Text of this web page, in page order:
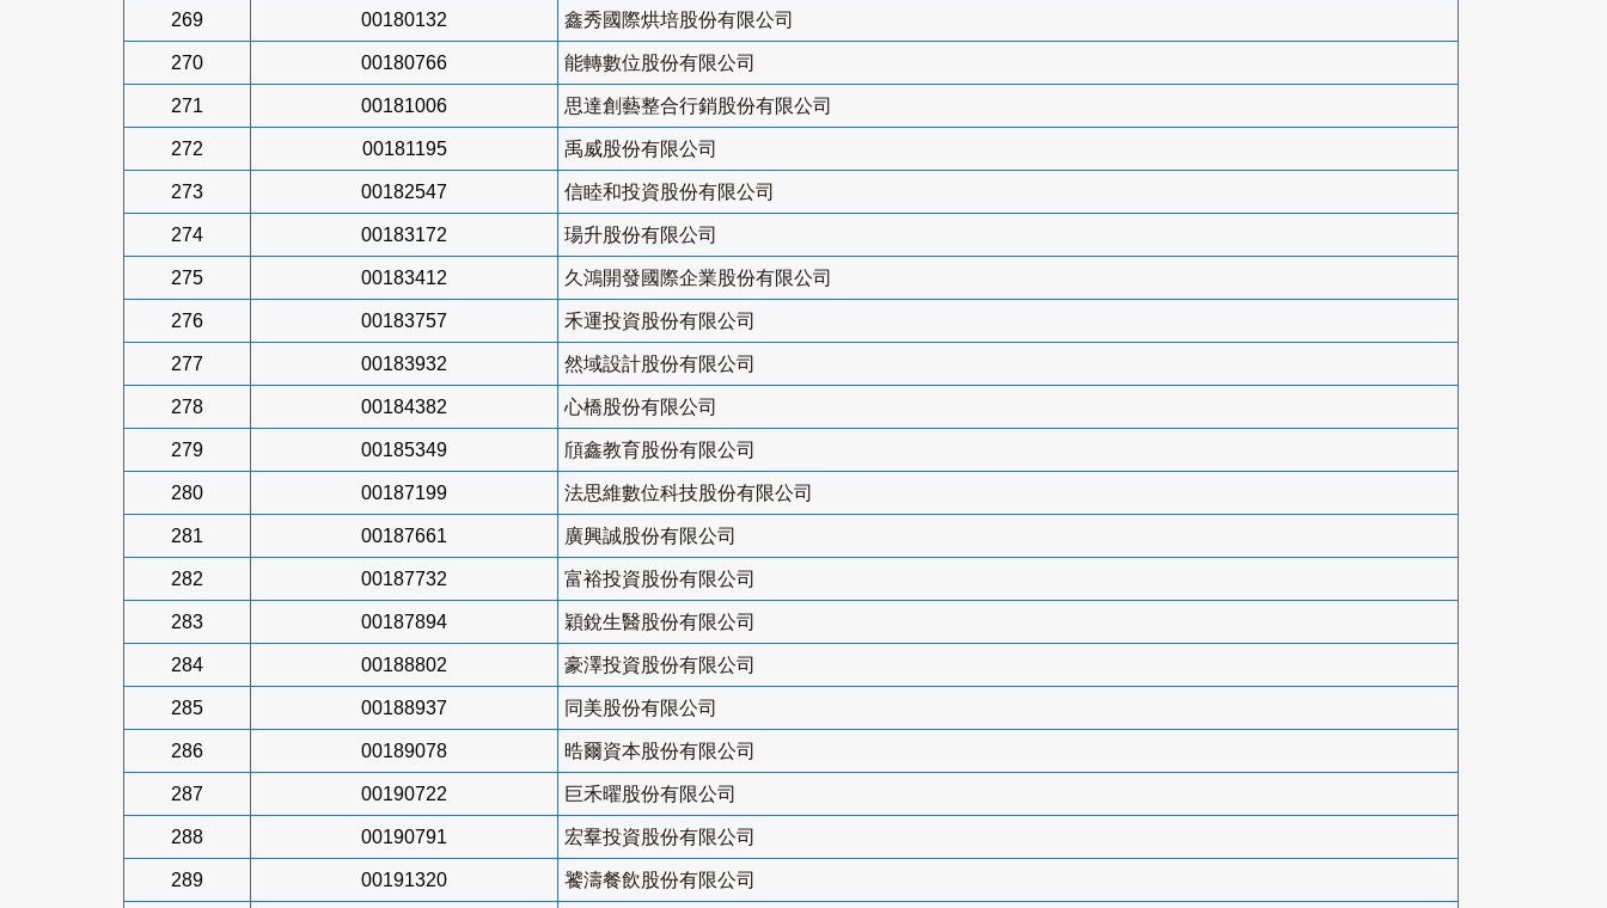
269 00180132 鑫秀國際烘培股份有限公司
270 00180766 能轉數位股份有限公司
271 00181006 思達創藝整合行銷股份有限公司
272 00181195 禹威股份有限公司
273 00182547 信睦和投資股份有限公司
274 00183172 瑒升股份有限公司
275 00183412 久鴻開發國際企業股份有限公司
276 00183757 禾運投資股份有限公司
277 00183932 然域設計股份有限公司
278 00184382 心橋股份有限公司
279 00185349 頎鑫教育股份有限公司
280 00187199 法思維數位科技股份有限公司
281 00187661 廣興誠股份有限公司
282 00187732 富裕投資股份有限公司
283 00187894 穎銳生醫股份有限公司
284 00188802 豪澤投資股份有限公司
285 00188937 同美股份有限公司
286 00189078 晧爾資本股份有限公司
287 00190722 巨禾曜股份有限公司
288 00190791 宏羣投資股份有限公司
289 00191320 饕濤餐飲股份有限公司